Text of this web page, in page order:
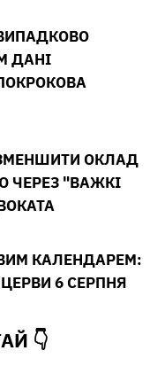
ДАНІ
ОКЛАД
ЧЕРЕЗ "ВАЖКІ
КАЛЕНДАРЕМ:
6 СЕРПНЯ
👇